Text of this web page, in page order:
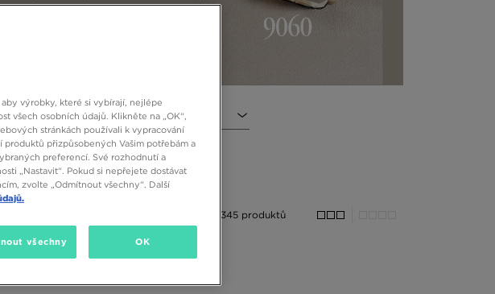
Materiál
345 produktů
výrobky, které si vybírají, nejlépe
všech osobních údajů. Klikněte na „OK“,
stránkách používali k vypracování
přizpůsobených Vašim potřebám a
preferencí. Své rozhodnutí a
„Nastavit“. Pokud si nepřejete dostávat
zvolte „Odmítnout všechny“. Další
všechny OK